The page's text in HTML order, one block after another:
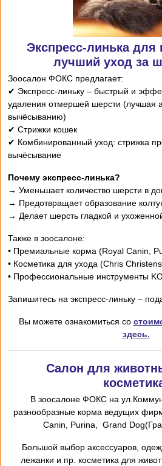
Экспресс-линька
лучший уход за
Зоосалон ФОКС предлагает:
✔ Экспресс-линьку – быстрый и
удаления отмершей шерсти (лучшая
вычёсыванию)
✔ Стрижки кошек
✔ Комбинированный уход: стрижка
вычёсывание
Почему экспресс-линька?
→ Уменьшает количество шерсти в
→ Предотвращает образование
→ Делает шерсть гладкой и
Также в зоосалоне:
• Премиальные корма (Royal Canin,
• Косметика для ухода (Chris
• Профессиональные инструменты
Запишитесь на экспресс-линьку –
Вы можете ознакомиться со
здесь.
Салон для
В зоосалоне ФОКС на
разнообразные корма ведущих
Canin, Purina, Grand
Большой выбор аксессуаров,
лежанки и пр. косметика для